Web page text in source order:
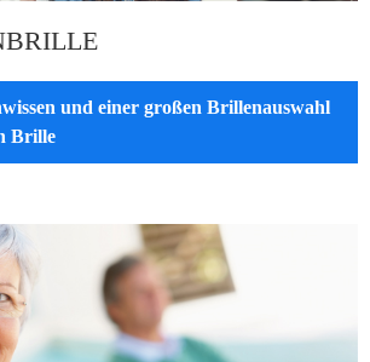
und einer großen Brillenauswahl
Brille